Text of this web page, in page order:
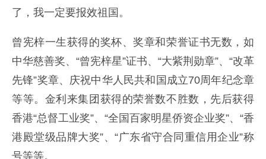
了，我一定要报效祖国。
曾宪梓一生获得的奖杯、奖章和荣誉证书无数，如
中华慈善奖、“曾宪梓星”证书、“大紫荆勋章”、“改革
先锋”奖章、庆祝中华人民共和国成立70周年纪念章
等等。金利来集团获得的荣誉数不胜数，先后获得
香港“总督工业奖”、“全国百家明星侨资企业奖”、“香
港殿堂级品牌大奖”、“广东省守合同重信用企业”称
号等等。